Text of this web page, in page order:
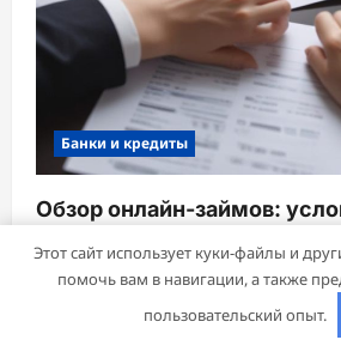
Банки и кредиты
Обзор онлайн-займов:
процентные ставки и
заемщикам
28 февраля 2026
Этот сайт использует куки-файлы и
помочь вам в навигации, а также
пользовательский опыт.